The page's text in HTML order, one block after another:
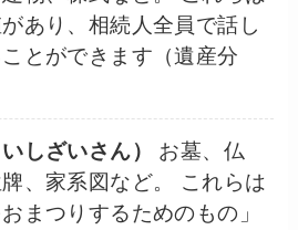
あり、相続人全員で話し
とができます（遺産分
しざいさん）
お墓、仏
、家系図など。 これらは
まつりするためのもの」